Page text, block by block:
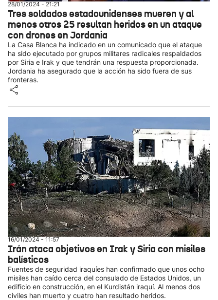
28/01/2024 - 21:21
Tres soldados estadounidenses mueren y al
menos otros 25 resultan heridos en un ataque
con drones en Jordania
La Casa Blanca ha indicado en un comunicado que el ataque
ha sido ejecutado por grupos militares radicales respaldados
por Siria e Irak y que tendrán una respuesta proporcionada.
Jordania ha asegurado que la acción ha sido fuera de sus
fronteras.
16/01/2024 - 11:57
Irán ataca objetivos en Irak y Siria con misiles
balísticos
Fuentes de seguridad iraquíes han confirmado que unos ocho
misiles han caído cerca del consulado de Estados Unidos, un
edificio en construcción, en el Kurdistán iraquí. Al menos dos
civiles han muerto y cuatro han resultado heridos.